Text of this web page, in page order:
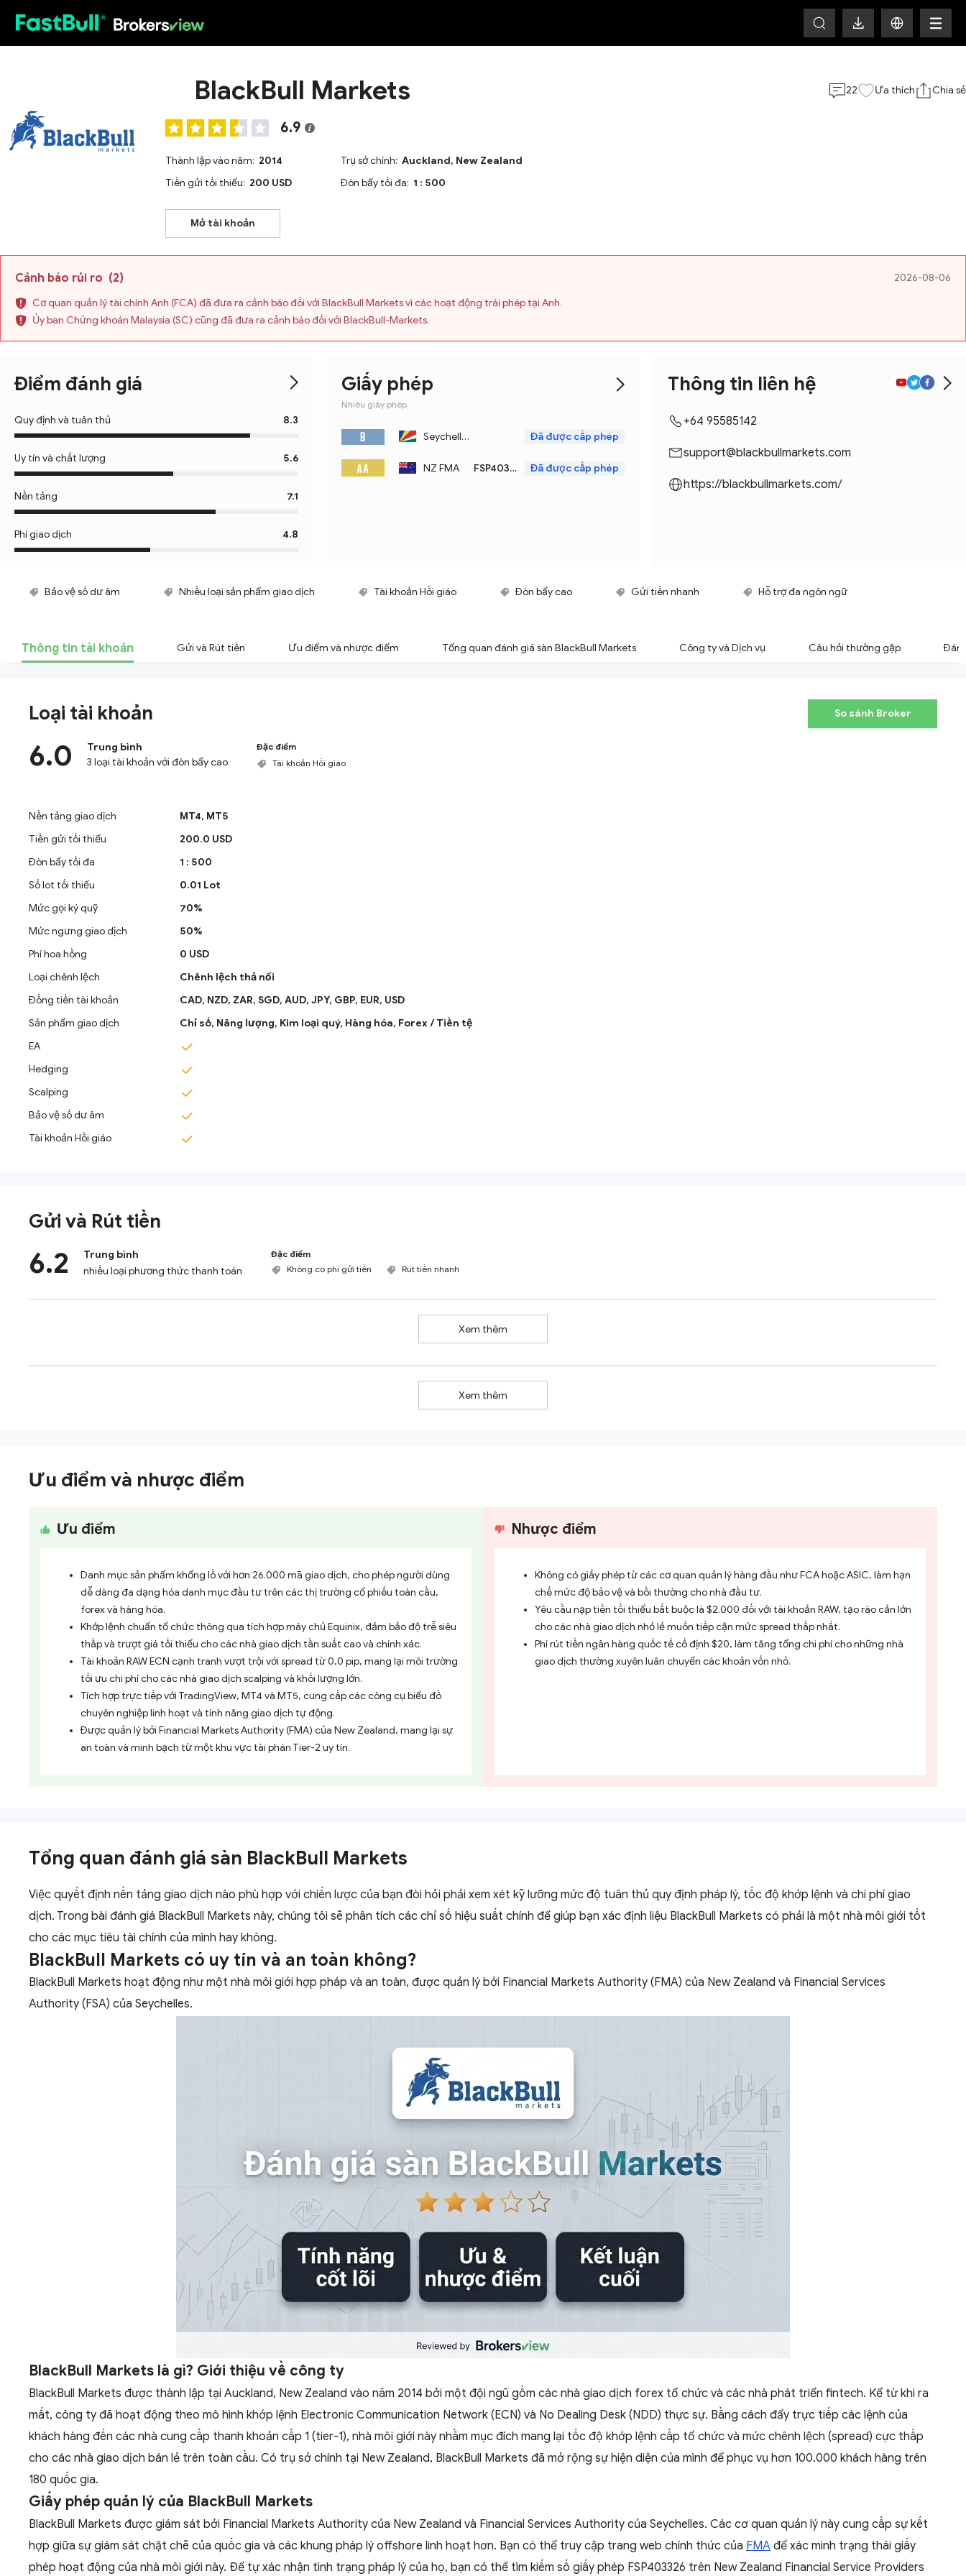
HOT
BlackBull Markets 22 Ưa thích Chia sẻ
6.9
Thành lập vào năm: 2014
Tiền gửi tối thiểu: 200 USD
Trụ sở chính: Auckland, New Zealand
Đòn bẩy tối đa: 1 : 500
Mở tài khoản
Cảnh báo rủi ro (2) 2026-08-06
Cơ quan quản lý tài chính Anh (FCA) đã đưa ra cảnh báo đối với BlackBull Markets vì các hoạt động trái phép tại Anh.
Ủy ban Chứng khoán Malaysia (SC) cũng đã đưa ra cảnh báo đối với BlackBull-Markets.
Điểm đánh giá
Quy định và tuân thủ 8.3
Uy tín và chất lượng 5.6
Nền tảng 7.1
Phí giao dịch 4.8
Giấy phép
Nhiều giấy phép
B Seychelles FSA
A A NZ FMA FSP403326
Đã được cấp phép
Đã được cấp phép
Thông tin liên hệ
+64 95585142
support@blackbullmarkets.com
https://blackbullmarkets.com/
Bảo vệ số dư âm Nhiều loại sản phẩm giao dịch Tài khoản Hồi giáo Đòn bẩy cao Gửi tiền nhanh Hỗ trợ đa ngôn ngữ
Thông tin tài khoản Gửi và Rút tiền Ưu điểm và nhược điểm Tổng quan đánh giá sàn BlackBull Markets Công ty và Dịch vụ Câu hỏi thường gặp
Loại tài khoản So sánh Broker
6.0
Trung bình
3 loại tài khoản với đòn bẩy cao
Đặc điểm
Tài khoản Hồi giáo
Nền tảng giao dịch MT4, MT5
Tiền gửi tối thiểu
200.0 USD
Đòn bẩy tối đa
1 : 500
Số lot tối thiểu
0.01 Lot
Mức gọi ký quỹ
70%
Mức ngưng giao dịch
50%
Phí hoa hồng
0 USD
Loại chênh lệch
Chênh lệch thả nổi
Đồng tiền tài khoản
CAD, NZD, ZAR, SGD, ‎AUD, JPY, GBP, EUR, USD
Sản phẩm giao dịch
Chỉ số, Năng lượng, Kim loại quý, Hàng hóa, Forex / Tiền tệ
EA
Hedging
Scalping
Bảo vệ số dư âm
Tài khoản Hồi giáo
Gửi và Rút tiền
6.2
Trung bình
nhiều loại phương thức thanh toán
Đặc điểm
Không có phí gửi tiền
Rút tiền nhanh
Xem thêm
Xem thêm
Ưu điểm và nhược điểm
Ưu điểm
Danh mục sản phẩm khổng lồ với hơn 26.000 mã giao dịch, cho phép người dùng
dễ dàng đa dạng hóa danh mục đầu tư trên các thị trường cổ phiếu toàn cầu,
forex và hàng hóa.
Khớp lệnh chuẩn tổ chức thông qua tích hợp máy chủ Equinix, đảm bảo độ trễ siêu
thấp và trượt giá tối thiểu cho các nhà giao dịch tần suất cao và chính xác.
Tài khoản RAW ECN cạnh tranh vượt trội với spread từ 0,0 pip, mang lại môi trường
tối ưu chi phí cho các nhà giao dịch scalping và khối lượng lớn.
Tích hợp trực tiếp với TradingView, MT4 và MT5, cung cấp các công cụ biểu đồ
chuyên nghiệp linh hoạt và tính năng giao dịch tự động.
Được quản lý bởi Financial Markets Authority (FMA) của New Zealand, mang lại sự
an toàn và minh bạch từ một khu vực tài phán Tier-2 uy tín.
Nhược điểm
Không có giấy phép từ các cơ quan quản lý hàng đầu như FCA hoặc ASIC, làm hạn
chế mức độ bảo vệ và bồi thường cho nhà đầu tư.
Yêu cầu nạp tiền tối thiểu bắt buộc là $2.000 đối với tài khoản RAW, tạo rào cản lớn
cho các nhà giao dịch nhỏ lẻ muốn tiếp cận mức spread thấp nhất.
Phí rút tiền ngân hàng quốc tế cố định $20, làm tăng tổng chi phí cho những nhà
giao dịch thường xuyên luân chuyển các khoản vốn nhỏ.
Tổng quan đánh giá sàn BlackBull Markets
Việc quyết định nền tảng giao dịch nào phù hợp với chiến lược của bạn đòi hỏi phải xem xét kỹ lưỡng mức độ tuân thủ quy định pháp lý, tốc độ khớp lệnh và chi phí giao
dịch. Trong bài đánh giá BlackBull Markets này, chúng tôi sẽ phân tích các chỉ số hiệu suất chính để giúp bạn xác định liệu BlackBull Markets có phải là một nhà môi giới tốt
cho các mục tiêu tài chính của mình hay không.
BlackBull Markets có uy tín và an toàn không?
BlackBull Markets hoạt động như một nhà môi giới hợp pháp và an toàn, được quản lý bởi Financial Markets Authority (FMA) của New Zealand và Financial Services
Authority (FSA) của Seychelles.
BlackBull Markets là gì? Giới thiệu về công ty
BlackBull Markets được thành lập tại Auckland, New Zealand vào năm 2014 bởi một đội ngũ gồm các nhà giao dịch forex tổ chức và các nhà phát triển fintech. Kể từ khi ra
mắt, công ty đã hoạt động theo mô hình khớp lệnh Electronic Communication Network (ECN) và No Dealing Desk (NDD) thực sự. Bằng cách đẩy trực tiếp các lệnh của
khách hàng đến các nhà cung cấp thanh khoản cấp 1 (tier-1), nhà môi giới này nhằm mục đích mang lại tốc độ khớp lệnh cấp tổ chức và mức chênh lệch (spread) cực thấp
cho các nhà giao dịch bán lẻ trên toàn cầu. Có trụ sở chính tại New Zealand, BlackBull Markets đã mở rộng sự hiện diện của mình để phục vụ hơn 100.000 khách hàng trên
180 quốc gia.
Giấy phép quản lý của BlackBull Markets
BlackBull Markets được giám sát bởi Financial Markets Authority của New Zealand và Financial Services Authority của Seychelles. Các cơ quan quản lý này cung cấp sự kết
hợp giữa sự giám sát chặt chẽ của quốc gia và các khung pháp lý offshore linh hoạt hơn. Bạn có thể truy cập trang web chính thức của FMA để xác minh trạng thái giấy
phép hoạt động của nhà môi giới này. Để tự xác nhận tình trạng pháp lý của họ, bạn có thể tìm kiếm số giấy phép FSP403326 trên New Zealand Financial Service Providers